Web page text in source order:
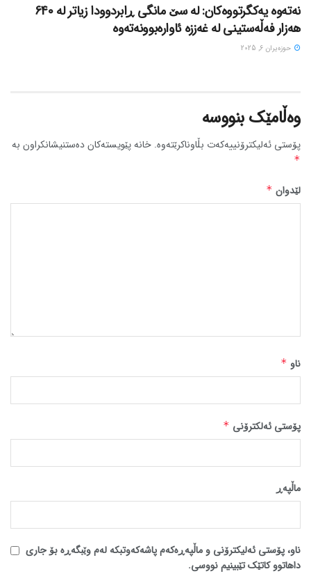
نەتەوە یەکگرتووەکان: لە سێ مانگی ڕابردوودا زیاتر لە 640
هەزار فەڵەستینی لە غەززە ئاوارەبوونەتەوە
حوزه‌یران 6, 2025
وەڵامێک بنووسە
پۆستی ئەلیکترۆنییەکەت بڵاوناکرێتەوە. خانە پێویستەکان دەستنیشانکراون بە
*
لێدوان *
ناو *
پۆستی ئەلکترۆنی *
ماڵپه‌ڕ
ناو، پۆستی ئەلیکترۆنی و ماڵپەڕەکەم پاشەکەوتبکە لەم وێبگەڕە بۆ جاری
داهاتوو کاتێک تێبینیم نووسی.